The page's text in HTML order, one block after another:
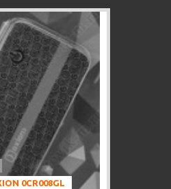
0CR008GL